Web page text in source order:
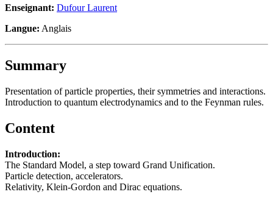
Enseignant: Dufour Laurent
Langue: Anglais
Summary
Presentation of particle properties, their symmetries and interactions.
Introduction to quantum electrodynamics and to the Feynman rules.
Content
Introduction:
The Standard Model, a step toward Grand Unification.
Particle detection, accelerators.
Relativity, Klein-Gordon and Dirac equations.